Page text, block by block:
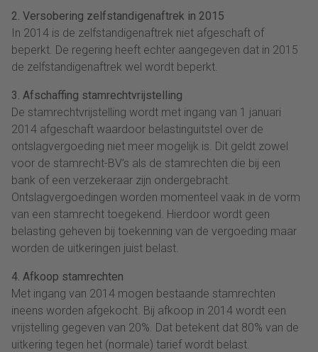
2. Versobering zelfstandigenaftrek in 2015
In 2014 is de zelfstandigenaftrek niet afgeschaft of
beperkt. De regering heeft echter aangegeven dat in 2015
de zelfstandigenaftrek wel wordt beperkt.
3. Afschaffing stamrechtvrijstelling
De stamrechtvrijstelling wordt met ingang van 1 januari
2014 afgeschaft waardoor belastinguitstel over de
ontslagvergoeding niet meer mogelijk is. Dit geldt zowel
voor de stamrecht-BV’s als de stamrechten die bij een
bank of een verzekeraar zijn ondergebracht.
Ontslagvergoedingen worden momenteel vaak in de vorm
van een stamrecht toegekend. Hierdoor wordt geen
belasting geheven bij toekenning van de vergoeding maar
worden de uitkeringen juist belast.
4. Afkoop stamrechten
Met ingang van 2014 mogen bestaande stamrechten
ineens worden afgekocht. Bij afkoop in 2014 wordt een
vrijstelling gegeven van 20%. Dat betekent dat 80% van de
uitkering tegen het (normale) tarief wordt belast.